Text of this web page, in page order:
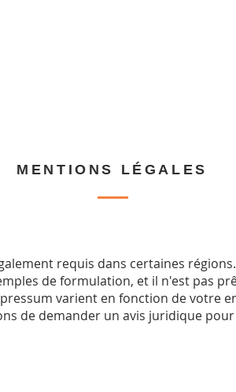
MENTIONS LÉGALES
requis dans certaines
de formulation, et il n'est pas
varient en fonction de votre
de demander un avis juridique